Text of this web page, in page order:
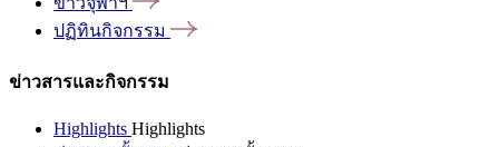
ปฏิทินกิจกรรม
ข่าวสารและกิจกรรม
Highlights Highlights